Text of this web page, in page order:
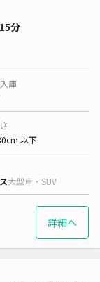
分
庫
以下
大型車・SUV
詳細へ